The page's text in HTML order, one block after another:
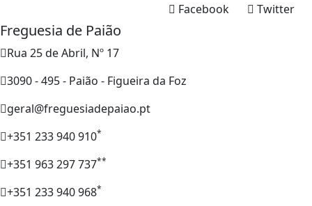
Twitter
Facebook
Freguesia de Paião
Rua 25 de Abril, Nº 17
3090 - 495 - Paião - Figueira da Foz
geral@freguesiadepaiao.pt
+351 233 940 910*
+351 963 297 737**
+351 233 940 968*